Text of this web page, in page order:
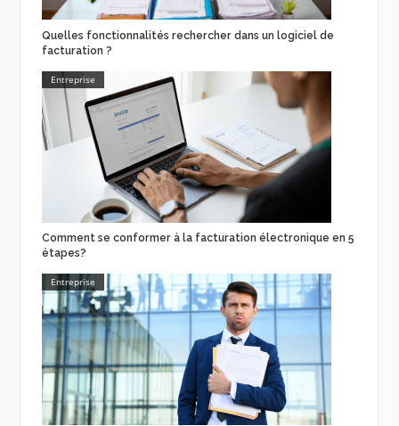
Quelles fonctionnalités rechercher dans un logiciel de
facturation ?
Entreprise
Comment se conformer à la facturation électronique en 5
étapes?
Entreprise